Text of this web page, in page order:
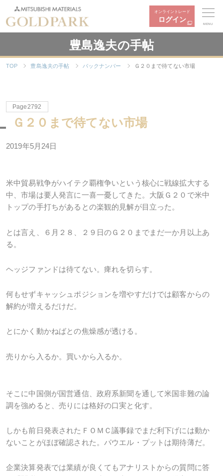
オンライントレード
ログイン
MENU
豊島逸夫の手帖
TOP 豊島逸夫の手帖 バックナンバー Ｇ２０まで待てない市場
Page2792
Ｇ２０まで待てない市場
2019年5月24日
米中貿易戦争がハイテク覇権争いという核心に戦線拡大する
中、市場は要人発言に一喜一憂してきた。大阪Ｇ２０で米中
トップの手打ちがあるとの楽観的見解が目立った。
とは言え、６月２８、２９日のＧ２０までまだ一か月以上あ
る。
ヘッジファンドは待てない。痺れを切らす。
何もせずキャッシュポジションを増やすだけでは顧客からの
解約が増えるだけだ。
とにかく動かねばとの焦燥感が透ける。
売りから入るか。買いから入るか。
そこに中国側が国営通信、政府系新聞を通して米国非難の論
調を強めると、売りには格好の口実と化す。
しかも前日発表されたＦＯＭＣ議事録でまだ利下げには動か
ないことがほぼ確認された。パウエル・プットは期待薄だ。
企業決算発表では業績が良くてもアナリストからの質問に答